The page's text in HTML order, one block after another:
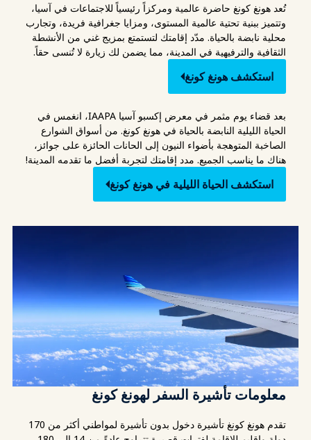
تُعد هونغ كونغ حاضرة عالمية ومركزاً رئيسياً للاجتماعات في آسيا،
وتتميز ببنية تحتية عالمية المستوى، ومزايا جغرافية فريدة، وتجارب
محلية نابضة بالحياة. مدّد إقامتك لتستمتع بمزيج غني من الأنشطة
الثقافية والترفيهية في المدينة، مما يضمن لك زيارة لا تُنسى حقاً.
استكشف هونغ كونغ
بعد قضاء يوم مثمر في معرض إكسبو آسيا IAAPA، انغمس في
الحياة الليلية النابضة بالحياة في هونغ كونغ. من أسواق الشوارع
الصاخبة المتوهجة بأضواء النيون إلى الحانات الحائزة على جوائز،
هناك ما يناسب الجميع. مدد إقامتك لتجربة أفضل ما تقدمه المدينة!
استكشف الحياة الليلية في هونغ كونغ
معلومات تأشيرة السفر لهونغ كونغ
تقدم هونغ كونغ تأشيرة دخول بدون تأشيرة لمواطني أكثر من 170